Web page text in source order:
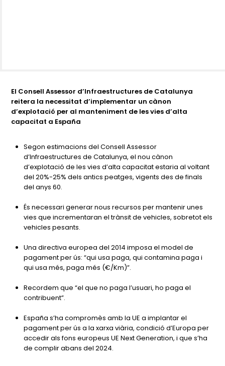
El Consell Assessor d’Infraestructures de Catalunya
reitera la necessitat d’implementar un cànon
d’explotació per al manteniment de les vies d’alta
capacitat a España
Segon estimacions del Consell Assessor
d’Infraestructures de Catalunya, el nou cànon
d’explotació de les vies d’alta capacitat estaria al voltant
del 20%-25% dels antics peatges, vigents des de finals
del anys 60.
És necessari generar nous recursos per mantenir unes
vies que incrementaran el trànsit de vehicles, sobretot els
vehicles pesants.
Una directiva europea del 2014 imposa el model de
pagament per ús: “qui usa paga, qui contamina paga i
qui usa més, paga més (€/Km)”.
Recordem que “el que no paga l’usuari, ho paga el
contribuent”.
España s’ha compromès amb la UE a implantar el
pagament per ús a la xarxa viària, condició d’Europa per
accedir als fons europeus UE Next Generation, i que s’ha
de complir abans del 2024.